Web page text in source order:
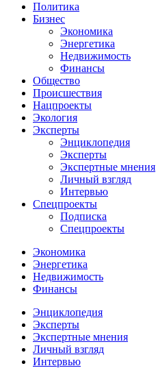
Политика
Бизнес
Экономика
Энергетика
Недвижимость
Финансы
Общество
Происшествия
Нацпроекты
Экология
Эксперты
Энциклопедия
Эксперты
Экспертные мнения
Личный взгляд
Интервью
Спецпроекты
Подписка
Спецпроекты
Экономика
Энергетика
Недвижимость
Финансы
Энциклопедия
Эксперты
Экспертные мнения
Личный взгляд
Интервью